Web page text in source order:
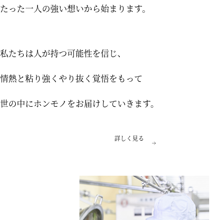
たった一人の強い想いから始まります。
私たちは人が持つ可能性を信じ、
情熱と粘り強くやり抜く覚悟をもって
世の中にホンモノをお届けしていきます。
詳しく見る